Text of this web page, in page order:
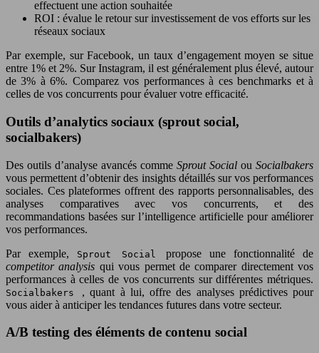
effectuent une action souhaitée
ROI : évalue le retour sur investissement de vos efforts sur les
réseaux sociaux
Par exemple, sur Facebook, un taux d’engagement moyen se situe
entre 1% et 2%. Sur Instagram, il est généralement plus élevé, autour
de 3% à 6%. Comparez vos performances à ces benchmarks et à
celles de vos concurrents pour évaluer votre efficacité.
Outils d’analytics sociaux (sprout social,
socialbakers)
Des outils d’analyse avancés comme Sprout Social ou Socialbakers
vous permettent d’obtenir des insights détaillés sur vos performances
sociales. Ces plateformes offrent des rapports personnalisables, des
analyses comparatives avec vos concurrents, et des
recommandations basées sur l’intelligence artificielle pour améliorer
vos performances.
Par exemple,
Sprout Socialpropose une fonctionnalité de
competitor analysis qui vous permet de comparer directement vos
performances à celles de vos concurrents sur différentes métriques.
Socialbakers , quant à lui, offre des analyses prédictives pour
vous aider à anticiper les tendances futures dans votre secteur.
A/B testing des éléments de contenu social